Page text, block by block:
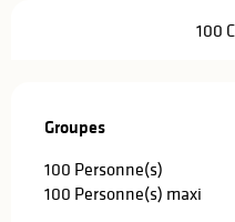
100
Groupes
Groupes
100 Personne(s)
100 Personne(s) maxi